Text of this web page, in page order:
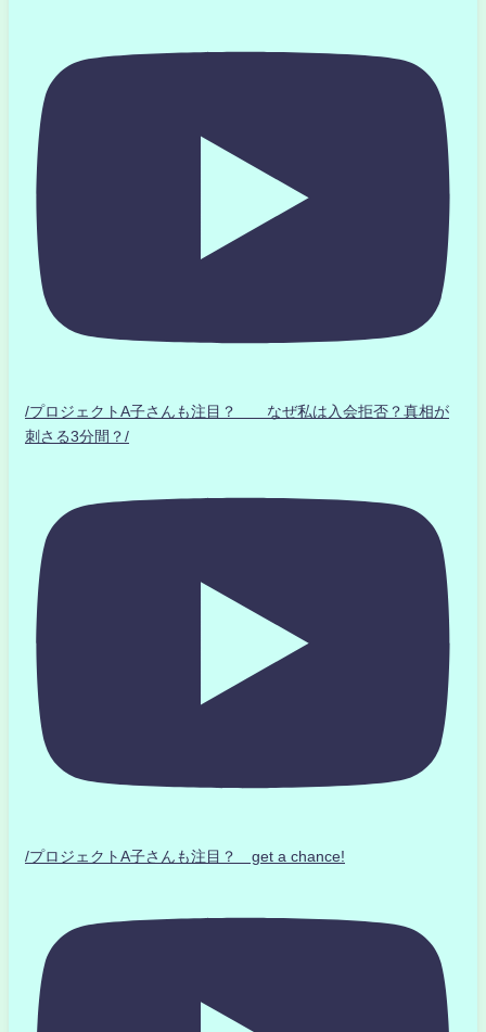
/プロジェクトA子さんも注目？ なぜ私は入会拒否？真相が
刺さる3分間？/
/プロジェクトA子さんも注目？ get a chance!